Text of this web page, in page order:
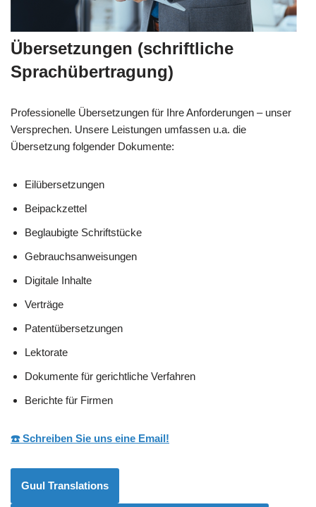
Übersetzungen (schriftliche
Sprachübertragung)
Professionelle Übersetzungen für Ihre Anforderungen – unser
Versprechen. Unsere Leistungen umfassen u.a. die
Übersetzung folgender Dokumente:
Eilübersetzungen
Beipackzettel
Beglaubigte Schriftstücke
Gebrauchsanweisungen
Digitale Inhalte
Verträge
Patentübersetzungen
Lektorate
Dokumente für gerichtliche Verfahren
Berichte für Firmen
☎️ Schreiben Sie uns eine Email!
Guul Translations